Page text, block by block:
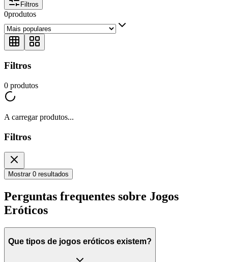
Filtros
0produtos
Filtros
0 produtos
A carregar produtos...
Filtros
Mostrar 0 resultados
Perguntas frequentes sobre Jogos
Eróticos
Que tipos de jogos eróticos existem?